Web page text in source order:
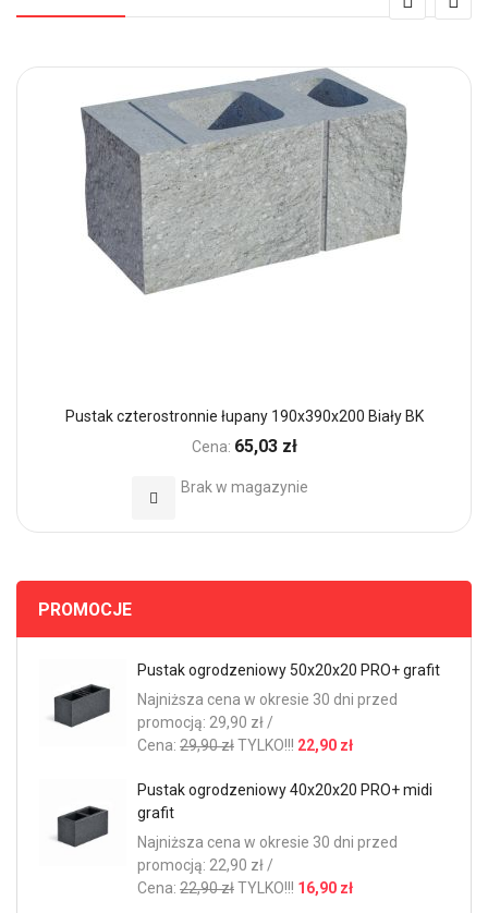
Pustak czterostronnie łupany 190x390x200 Biały BK
Cena: 65,03 zł
Brak w magazynie
Dodaj do Ulubionych
PROMOCJE
Pustak ogrodzeniowy 50x20x20 PRO+ grafit
Najniższa cena w okresie 30 dni przed
promocją: 29,90 zł /
Cena: 29,90 złTYLKO!!! 22,90 zł
Pustak ogrodzeniowy 40x20x20 PRO+ midi
grafit
Najniższa cena w okresie 30 dni przed
promocją: 22,90 zł /
Cena: 22,90 złTYLKO!!! 16,90 zł